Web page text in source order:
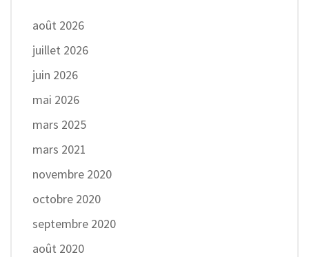
août 2026
juillet 2026
juin 2026
mai 2026
mars 2025
mars 2021
novembre 2020
octobre 2020
septembre 2020
août 2020